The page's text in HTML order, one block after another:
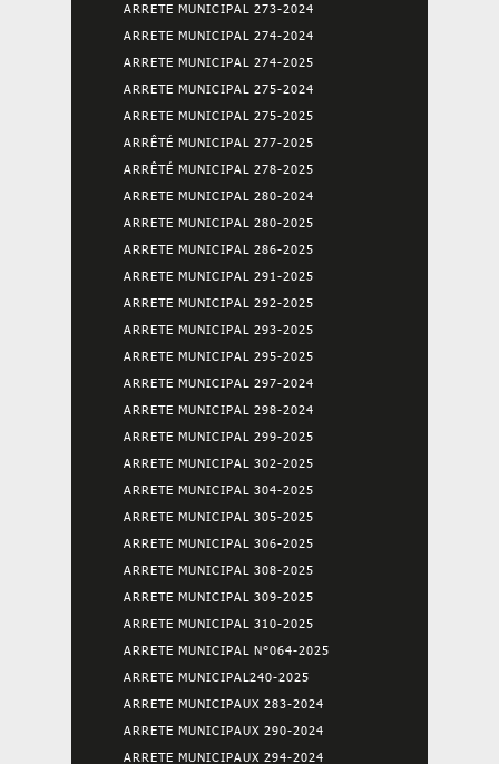
ARRETE MUNICIPAL 273-2024
ARRETE MUNICIPAL 274-2024
ARRETE MUNICIPAL 274-2025
ARRETE MUNICIPAL 275-2024
ARRETE MUNICIPAL 275-2025
ARRÊTÉ MUNICIPAL 277-2025
ARRÊTÉ MUNICIPAL 278-2025
ARRETE MUNICIPAL 280-2024
ARRETE MUNICIPAL 280-2025
ARRETE MUNICIPAL 286-2025
ARRETE MUNICIPAL 291-2025
ARRETE MUNICIPAL 292-2025
ARRETE MUNICIPAL 293-2025
ARRETE MUNICIPAL 295-2025
ARRETE MUNICIPAL 297-2024
ARRETE MUNICIPAL 298-2024
ARRETE MUNICIPAL 299-2025
ARRETE MUNICIPAL 302-2025
ARRETE MUNICIPAL 304-2025
ARRETE MUNICIPAL 305-2025
ARRETE MUNICIPAL 306-2025
ARRETE MUNICIPAL 308-2025
ARRETE MUNICIPAL 309-2025
ARRETE MUNICIPAL 310-2025
ARRETE MUNICIPAL N°064-2025
ARRETE MUNICIPAL240-2025
ARRETE MUNICIPAUX 283-2024
ARRETE MUNICIPAUX 290-2024
ARRETE MUNICIPAUX 294-2024